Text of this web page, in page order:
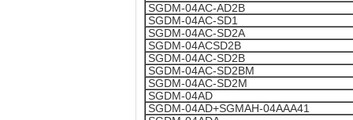
SGDM-04AC-AD2B
SGDM-04AC-SD1
SGDM-04AC-SD2A
SGDM-04ACSD2B
SGDM-04AC-SD2B
SGDM-04AC-SD2BM
SGDM-04AC-SD2M
SGDM-04AD
SGDM-04AD+SGMAH-04AAA41